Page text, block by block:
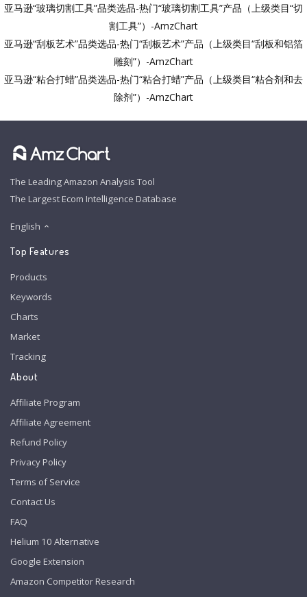
亚马逊“玻璃切割工具”品类选品-热门“玻璃切割工具”产品（上级类目“切
割工具”）-AmzChart
亚马逊“刮板艺术”品类选品-热门“刮板艺术”产品（上级类目“刮板和铝箔
雕刻”）-AmzChart
亚马逊“粘合打蜡”品类选品-热门“粘合打蜡”产品（上级类目“粘合剂和去
除剂”）-AmzChart
The Leading Amazon Analysis Tool
The Largest Ecom Intelligence Database
English
Top Features
Products
Keywords
Charts
Market
Tracking
About
Affiliate Program
Affiliate Agreement
Refund Policy
Privacy Policy
Terms of Service
Contact Us
FAQ
Helium 10 Alternative
Google Extension
Amazon Competitor Research